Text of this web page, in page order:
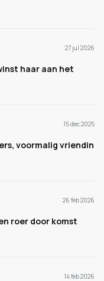
27 jul 2026
haar aan het
15 dec 2025
voormalig vriendin
26 feb 2026
roer door komst
14 feb 2026